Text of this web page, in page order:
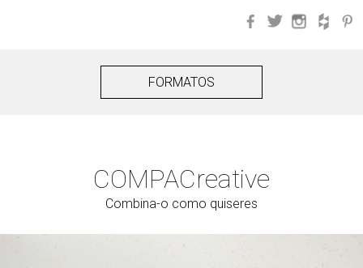
Facebook
Twitter
FORMATOS
COMPACreative
Combina-o como quiseres